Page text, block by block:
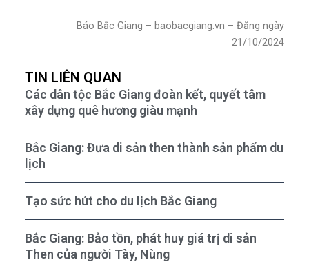
Báo Bắc Giang – baobacgiang.vn – Đăng ngày
21/10/2024
TIN LIÊN QUAN
Các dân tộc Bắc Giang đoàn kết, quyết tâm
xây dựng quê hương giàu mạnh
Bắc Giang: Đưa di sản then thành sản phẩm du
lịch
Tạo sức hút cho du lịch Bắc Giang
Bắc Giang: Bảo tồn, phát huy giá trị di sản
Then của người Tày, Nùng